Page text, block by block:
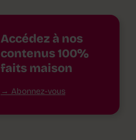
Accédez à nos
contenus 100%
faits maison
Abonnez-vous